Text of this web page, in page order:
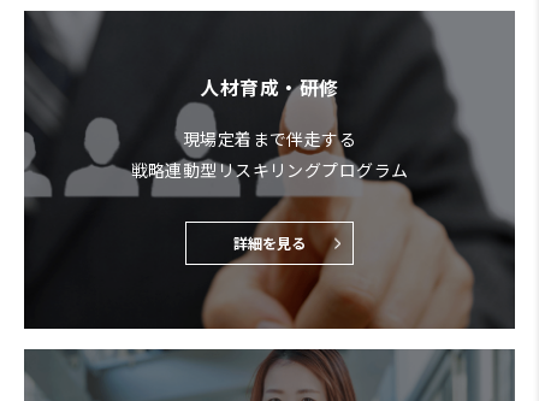
人材育成・研修
現場定着まで伴走する
戦略連動型リスキリングプログラム
詳細を見る